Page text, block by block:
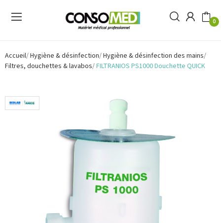
0
Accueil Hygiène & désinfection Hygiène & désinfection des mains
Filtres, douchettes & lavabos FILTRANIOS PS1000 Douchette QUICK